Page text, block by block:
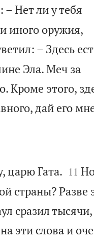
Нет ли у тебя
иного оружия,
– Здесь
Эла. Меч за
Кроме этого,
дай его
царю Гата.
11
страны? Разве
сразил тысячи,
эти слова и